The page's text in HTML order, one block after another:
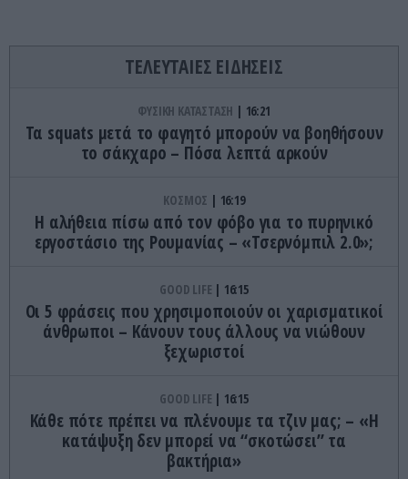
ΤΕΛΕΥΤΑΙΕΣ ΕΙΔΗΣΕΙΣ
ΦΥΣΙΚΗ ΚΑΤΑΣΤΑΣΗ 16:21
Τα squats μετά το φαγητό μπορούν να βοηθήσουν
το σάκχαρο – Πόσα λεπτά αρκούν
ΚΟΣΜΟΣ 16:19
Η αλήθεια πίσω από τον φόβο για το πυρηνικό
εργοστάσιο της Ρουμανίας – «Τσερνόμπιλ 2.0»;
GOOD LIFE 16:15
Οι 5 φράσεις που χρησιμοποιούν οι χαρισματικοί
άνθρωποι – Κάνουν τους άλλους να νιώθουν
ξεχωριστοί
GOOD LIFE 16:15
Κάθε πότε πρέπει να πλένουμε τα τζιν μας; – «Η
κατάψυξη δεν μπορεί να “σκοτώσει” τα
βακτήρια»